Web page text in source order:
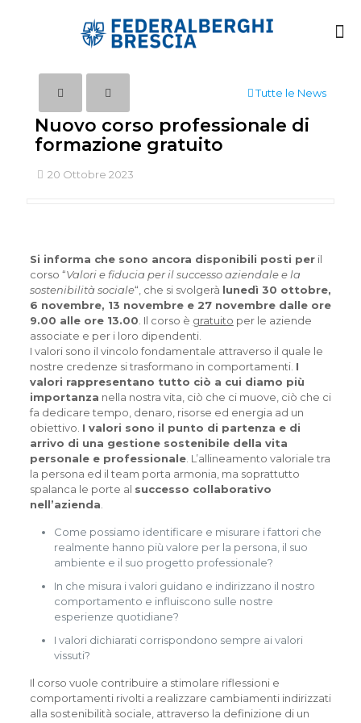
Tutte le News
Nuovo corso professionale di
formazione gratuito
20 Ottobre 2023
Si informa che sono ancora disponibili posti peril
corso “Valori e fiducia per il successo aziendale e la
sostenibilità sociale“, che si svolgerà lunedì 30 ottobre,
6 novembre, 13 novembre e 27 novembre dalle ore
9.00 alle ore 13.00 . Il corso è gratuito per le aziende
associate e per i loro dipendenti.
I valori sono il vincolo fondamentale attraverso il quale le
nostre credenze si trasformano in comportamenti. I
valori rappresentano tutto ciò a cui diamo più
importanza nella nostra vita, ciò che ci muove, ciò che ci
fa dedicare tempo, denaro, risorse ed energia ad un
obiettivo. I valori sono il punto di partenza e di
arrivo di una gestione sostenibile della vita
personale e professionale. L’allineamento valoriale tra
la persona ed il team porta armonia, ma soprattutto
spalanca le porte al successo collaborativo
nell’azienda
Come possiamo identificare e misurare i fattori che
realmente hanno più valore per la persona, il suo
ambiente e il suo progetto professionale?
In che misura i valori guidano e indirizzano il nostro
comportamento e influiscono sulle nostre
esperienze quotidiane?
I valori dichiarati corrispondono sempre ai valori
vissuti?
Il corso vuole contribuire a stimolare riflessioni e
comportamenti rivolti a realizzare cambiamenti indirizzati
alla sostenibilità sociale, attraverso la definizione di un